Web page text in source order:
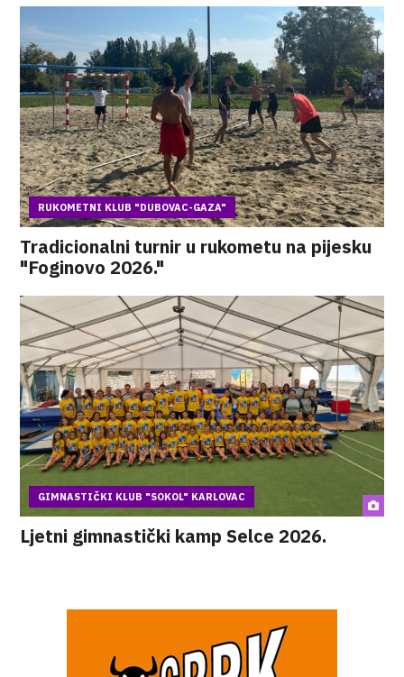
RUKOMETNI KLUB "DUBOVAC-GAZA"
Tradicionalni turnir u rukometu na pijesku
"Foginovo 2026."
GIMNASTIČKI KLUB "SOKOL" KARLOVAC
Ljetni gimnastički kamp Selce 2026.